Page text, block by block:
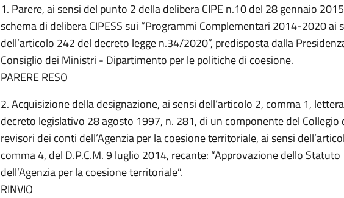
1. Parere, ai sensi del punto 2 della delibera CIPE n.10 del 28 gennaio
schema di delibera CIPESS sui “Programmi Complementari 2014-2020 ai
dell’articolo 242 del decreto legge n.34/2020”, predisposta dalla
Consiglio dei Ministri - Dipartimento per le politiche di coesione.
PARERE RESO
2. Acquisizione della designazione, ai sensi dell’articolo 2, comma 1,
decreto legislativo 28 agosto 1997, n. 281, di un componente del Collegio
revisori dei conti dell’Agenzia per la coesione territoriale, ai sensi
comma 4, del D.P.C.M. 9 luglio 2014, recante: “Approvazione dello Statuto
dell’Agenzia per la coesione territoriale”.
RINVIO